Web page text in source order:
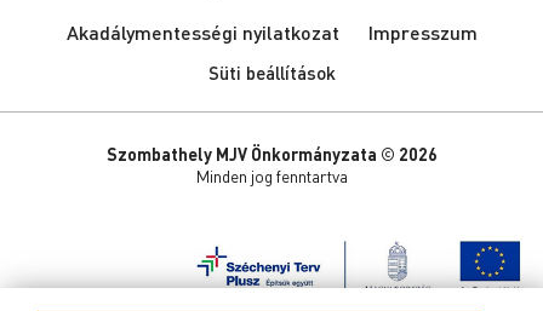
Akadálymentességi nyilatkozat
Impresszum
Süti beállítások
Szombathely MJV Önkormányzata © 2026
Minden jog fenntartva